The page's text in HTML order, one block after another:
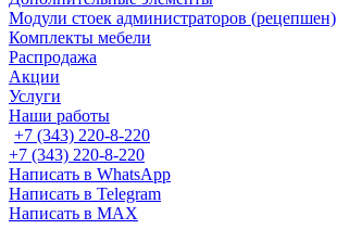
Модули стоек администраторов (рецепшен)
Комплекты мебели
Распродажа
Акции
Услуги
Наши работы
+7 (343) 220-8-220
+7 (343) 220-8-220
Написать в WhatsApp
Написать в Telegram
Написать в MAX